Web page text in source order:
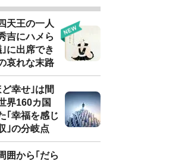
天王の一人
吉にハメら
に出席でき
哀れな末路
幸せ｣は間
界160カ国
｢幸福を感じ
｣の分岐点
囲から｢だら